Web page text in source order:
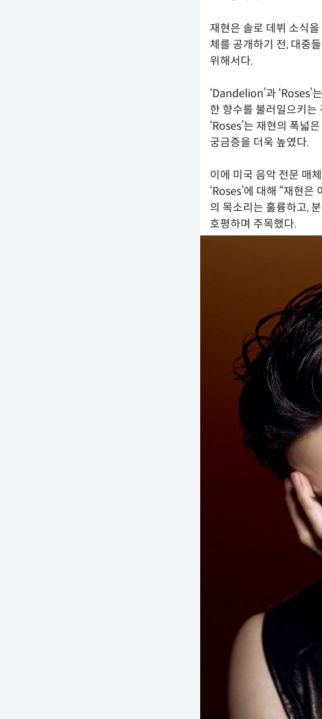
재현은 솔로 데뷔 소식
체를 공개하기 전, 대중
위해서다.
‘Dandelion’과 ‘Roses’
한 향수를 불러일으키는
‘Roses’는 재현의 폭넓
궁금증을 더욱 높였다.
이에 미국 음악 전문 매
‘Roses’에 대해 “재현
의 목소리는 훌륭하고,
호평하며 주목했다.